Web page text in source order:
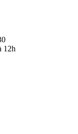
12h